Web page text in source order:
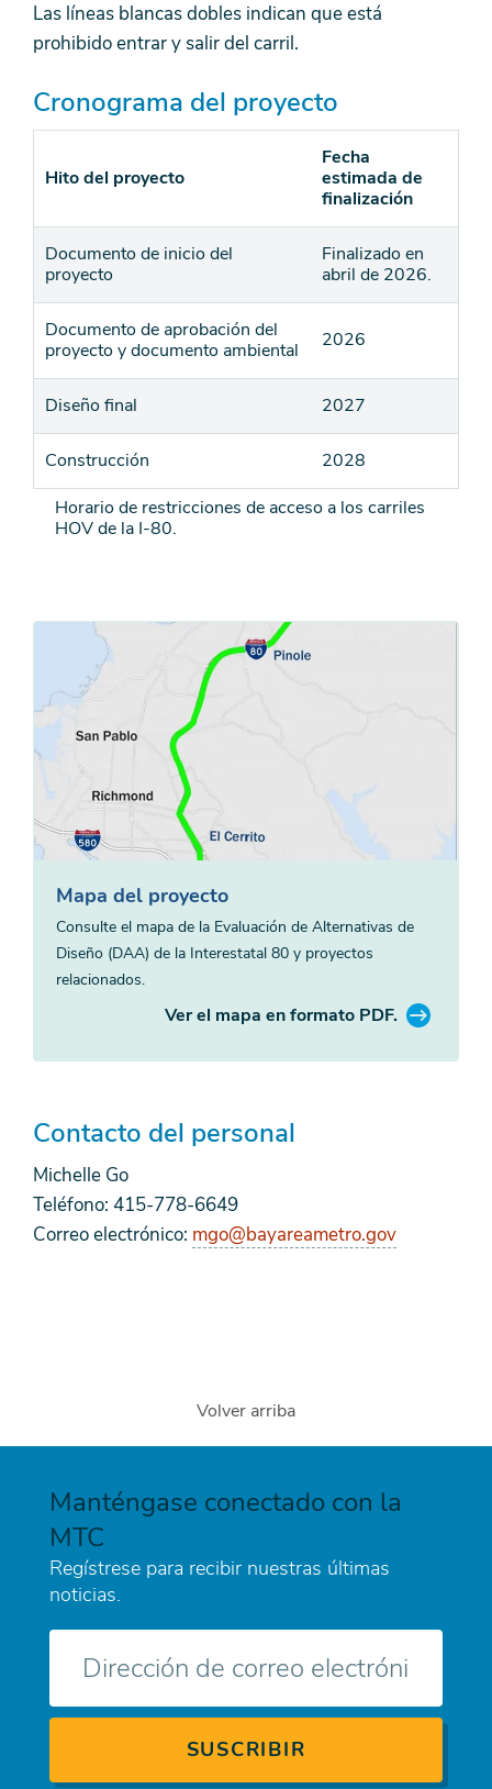
Las líneas blancas dobles indican que está
prohibido entrar y salir del carril.
Cronograma del proyecto
Horario de restricciones de acceso a los carriles
HOV de la I-80.
Hito del proyecto
Fecha
estimada de
finalización
Documento de inicio del
proyecto
Finalizado en
abril de 2026.
Documento de aprobación del
proyecto y documento ambiental
2026
Diseño final 2027
Construcción 2028
Mapa del proyecto
Consulte el mapa de la Evaluación de Alternativas de
Diseño (DAA) de la Interestatal 80 y proyectos
relacionados.
Ver el mapa en formato PDF.
Contacto del personal
Michelle Go
Teléfono: 415-778-6649
Correo electrónico: mgo@bayareametro.gov
Volver arriba
Manténgase conectado con la
MTC
Regístrese para recibir nuestras últimas
noticias.
electrónico